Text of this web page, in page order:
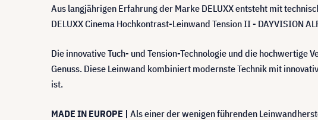
Aus langjährigen Erfahrung der Marke DELUXX entsteht mit
DELUXX Cinema Hochkontrast-Leinwand Tension II - DAYVISION
Die innovative Tuch- und Tension-Technologie und die
Genuss. Diese Leinwand kombiniert modernste Technik mit
ist.
MADE IN EUROPE | Als einer der wenigen führenden